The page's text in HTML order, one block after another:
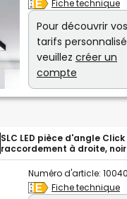
Fiche technique
Pour découvrir vos
tarifs
veuillez créer un
compte
SLC LED pièce d'angle Click
raccordement à droite, noir
Numéro d'article:
Fiche technique